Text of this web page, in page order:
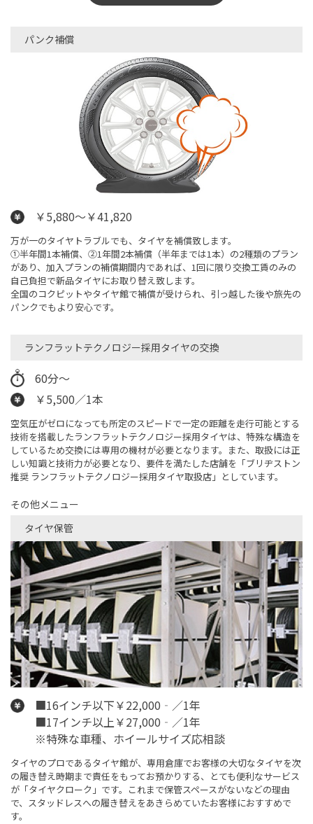
パンク補償
￥5,880～￥41,820
万が一のタイヤトラブルでも、タイヤを補償致します。
➀半年間1本補償、②1年間2本補償（半年までは1本）の2種類のプラン
があり、加入プランの補償期間内であれば、1回に限り交換工賃のみの
自己負担で新品タイヤにお取り替え致します。
全国のコクピットやタイヤ館で補償が受けられ、引っ越した後や旅先の
パンクでもより安心です。
ランフラットテクノロジー採用タイヤの交換
60分～
￥5,500／1本
空気圧がゼロになっても所定のスピードで一定の距離を走行可能とする
技術を搭載したランフラットテクノロジー採用タイヤは、特殊な構造を
しているため交換には専用の機材が必要となります。また、取扱には正
しい知識と技術力が必要となり、要件を満たした店舗を「ブリヂストン
推奨 ランフラットテクノロジー採用タイヤ取扱店」としています。
その他メニュー
タイヤ保管
■16インチ以下￥22,000‐／1年
■17インチ以上￥27,000‐／1年
※特殊な車種、ホイールサイズ応相談
タイヤのプロであるタイヤ館が、専用倉庫でお客様の大切なタイヤを次
の履き替え時期まで責任をもってお預かりする、とても便利なサービス
が「タイヤクローク」です。これまで保管スペースがないなどの理由
で、スタッドレスへの履き替えをあきらめていたお客様におすすめで
す。